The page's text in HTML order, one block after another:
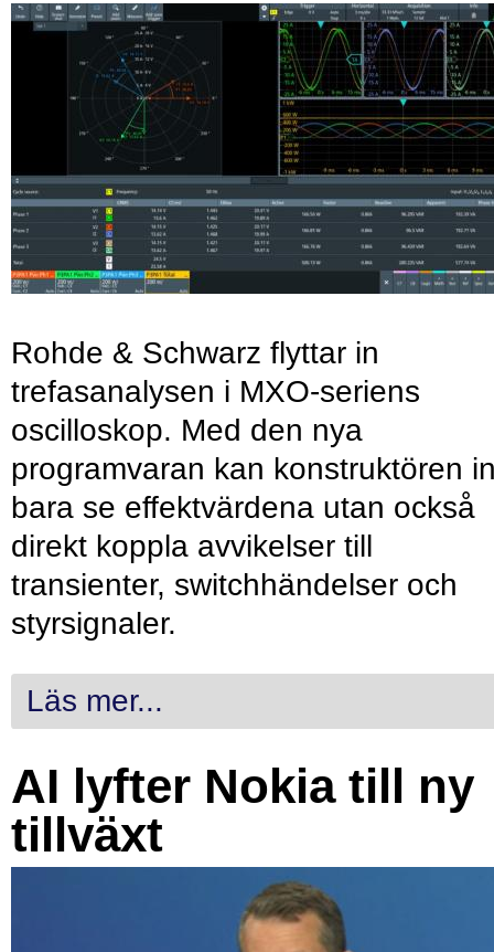
Rohde & Schwarz flyttar in
trefasanalysen i MXO-seriens
oscilloskop. Med den nya
programvaran kan konstruktören
bara se effektvärdena utan också
direkt koppla avvikelser till
transienter, switchhändelser och
styrsignaler.
Läs mer...
AI lyfter Nokia till ny
tillväxt